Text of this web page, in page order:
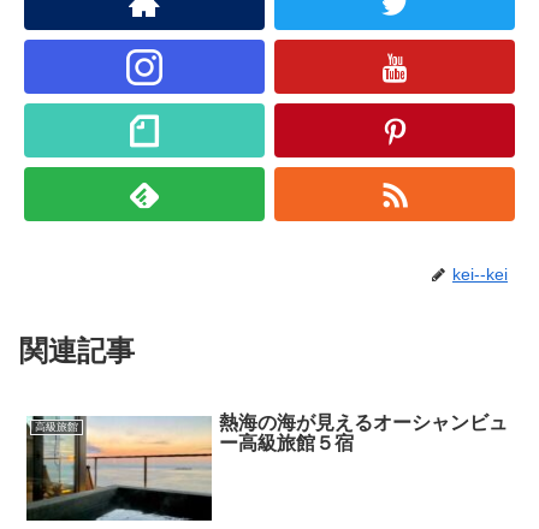
kei--kei
関連記事
高級旅館
熱海の海が見えるオーシャンビュ
ー高級旅館５宿